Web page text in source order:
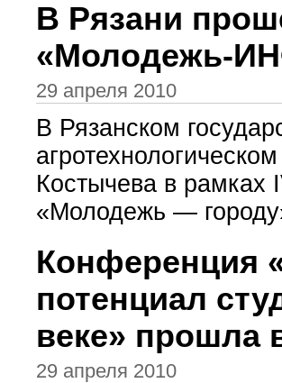
В Рязани
«Молодежь-
29 апреля 2010
В Рязанском
Костычева в рамках
«Молодежь —
Конференция
потенциал
веке» прошла
29 апреля 2010